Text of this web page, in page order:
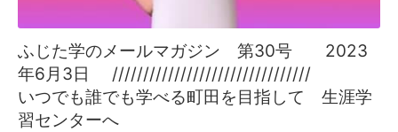
ふじた学のメールマガジン 第30号 2023
年6月3日 ////////////////////////////////
いつでも誰でも学べる町田を目指して 生涯学
習センターへ